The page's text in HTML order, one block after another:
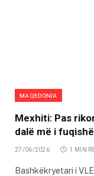
MAQEDONIA
Mexhiti: Pas
dalë më i
27/06/2026 1 MIN
Bashkëkryetari i